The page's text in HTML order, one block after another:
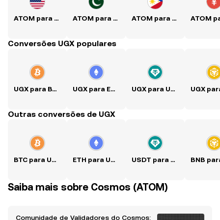
ATOM para USD ATOM para PKR ATOM para PHP
Conversões UGX populares
UGX para BTC UGX para ETH UGX para USDT
Outras conversões de UGX
BTC para UGX ETH para UGX USDT para UGX
Saiba mais sobre Cosmos (ATOM)
Comunidade de Validadores do Cosmos: